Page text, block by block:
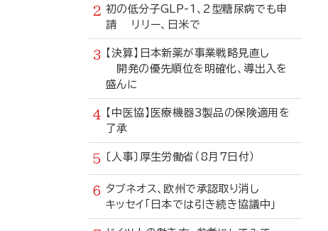
初の低分子GLP-1、2型糖尿病でも申
請 リリー、日米で
【決算】日本新薬が事業戦略見直し
開発の優先順位を明確化、導出入を
盛んに
【中医協】医療機器3製品の保険適用を
了承
〔人事〕厚生労働省（8月7日付）
タブネオス、欧州で承認取り消し
キッセイ「日本では引き続き協議中」